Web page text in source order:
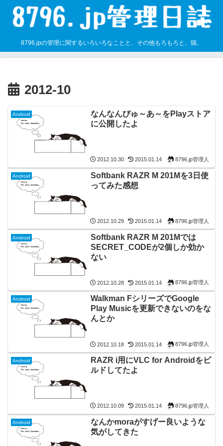
8796.jpの管理に関するいろいろなことと、その他もろもろと、猫。
2012-10
Android
なんなんびゅ～あ～をPlayストア
に公開したよ
2012.10.30 2015.01.14 8796.jp管理人
Android
Softbank RAZR M 201Mを3日使
ってみた感想
2012.10.29 2015.01.14 8796.jp管理人
Android
Softbank RAZR M 201Mでは
SECRET_CODEが2個しか効か
ない
2012.10.28 2015.01.14 8796.jp管理人
Android
Walkman FシリーズでGoogle
Play Musicを更新できないのをな
んとか
2012.10.18 2015.01.14 8796.jp管理人
Android
RAZR i用にVLC for Androidをビ
ルドしてたよ
2012.10.09 2015.01.14 8796.jp管理人
Android
なんかmoraがすげー良いような
気がしてきた